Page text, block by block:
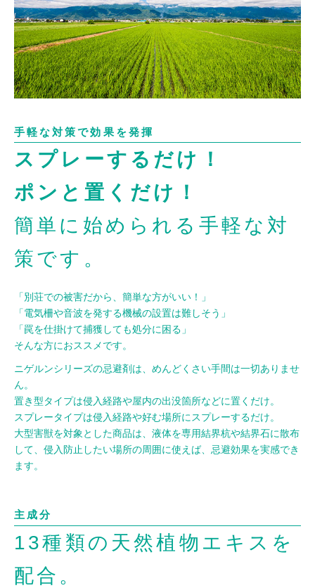
手軽な対策で効果を発揮
スプレーするだけ！
ポンと置くだけ！
簡単に始められる手軽な対
策です。
「別荘での被害だから、簡単な方がいい！」
「電気柵や音波を発する機械の設置は難しそう」
「罠を仕掛けて捕獲しても処分に困る」
そんな方におススメです。
ニゲルンシリーズの忌避剤は、めんどくさい手間は一切ありませ
ん。
置き型タイプは侵入経路や屋内の出没箇所などに置くだけ。
スプレータイプは侵入経路や好む場所にスプレーするだけ。
大型害獣を対象とした商品は、液体を専用結界杭や結界石に散布
して、侵入防止したい場所の周囲に使えば、忌避効果を実感でき
ます。
主成分
13種類の天然植物エキスを
配合。